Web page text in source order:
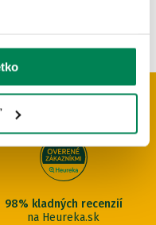
98% kladných recenzií
na Heureka.sk